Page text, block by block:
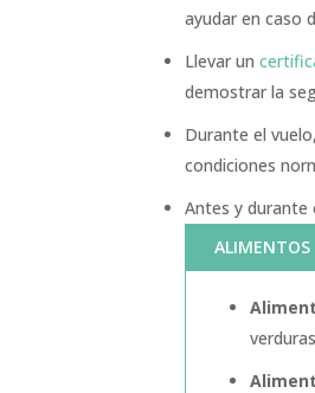
ayudar en caso
Llevar un
demostrar la
Durante el
condiciones
Antes y durante
ALIMENTOS